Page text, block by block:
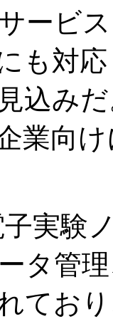
ービ
も対
込み
業向
実験
タ管
てお